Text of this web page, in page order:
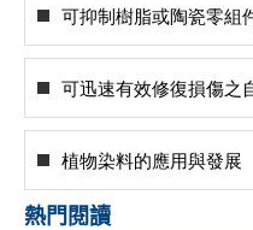
可抑制樹脂或陶瓷零組
可迅速有效修復損傷之
植物染料的應用與發展
熱門閱讀